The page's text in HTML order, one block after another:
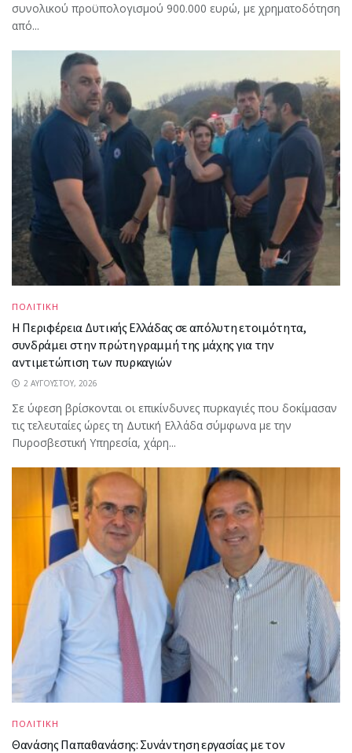
συνολικού προϋπολογισμού 900.000 ευρώ, με χρηματοδότηση
από...
ΠΟΛΙΤΙΚΗ
Η Περιφέρεια Δυτικής Ελλάδας σε απόλυτη ετοιμότητα,
συνδράμει στην πρώτη γραμμή της μάχης για την
αντιμετώπιση των πυρκαγιών
2 ΑΥΓΟΎΣΤΟΥ, 2026
Σε ύφεση βρίσκονται οι επικίνδυνες πυρκαγιές που δοκίμασαν
τις τελευταίες ώρες τη Δυτική Ελλάδα σύμφωνα με την
Πυροσβεστική Υπηρεσία, χάρη...
ΠΟΛΙΤΙΚΗ
Θανάσης Παπαθανάσης: Συνάντηση εργασίας με τον